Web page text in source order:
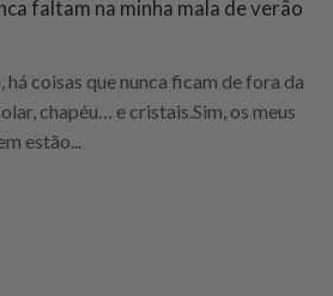
faltam na minha mala de verão
há coisas que nunca ficam de fora da
chapéu… e cristais.Sim, os meus
estão...